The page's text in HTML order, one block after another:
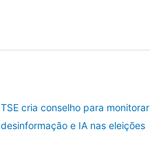
TSE cria conselho para monitorar
desinformação e IA nas eleições